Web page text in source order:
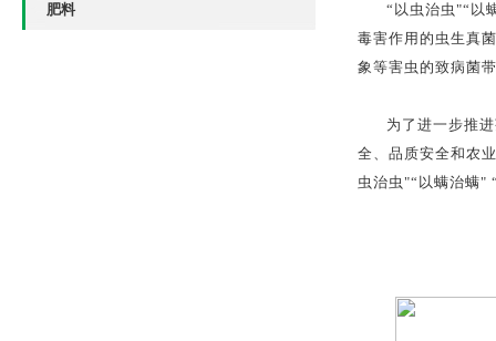
肥料
“以虫治虫"“以
毒害作用的虫生真
象等害虫的致病菌
为了进一步推
全、品质安全和农
虫治虫"“以螨治螨"